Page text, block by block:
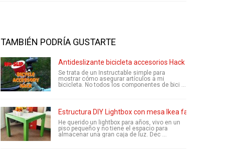
TAMBIÉN PODRÍA GUSTARTE
Antideslizante bicicleta accesorios Hack
Se trata de un Instructable simple para
mostrar cómo asegurar artículos a mi
bicicleta. No todos los componentes de bici ...
Estructura DIY Lightbox con mesa Ikea falta.
He querido un lightbox para años, vivo en un
piso pequeño y no tiene el espacio para
almacenar una gran caja de luz. Dec ...